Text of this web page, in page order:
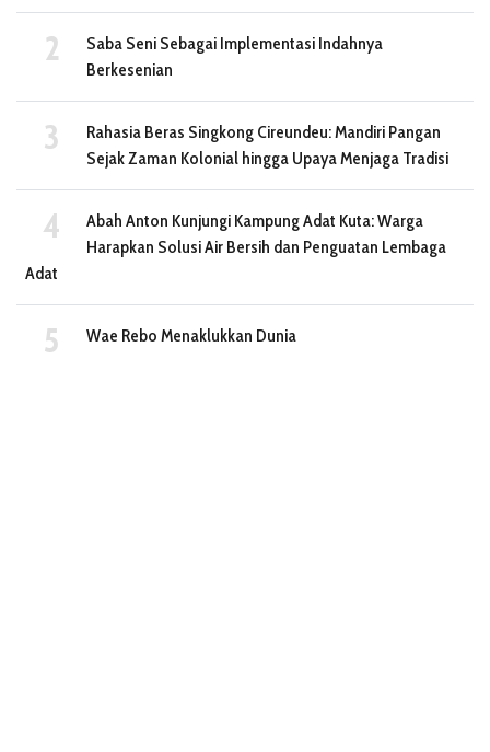
Saba Seni Sebagai Implementasi Indahnya
Berkesenian
Rahasia Beras Singkong Cireundeu: Mandiri Pangan
Sejak Zaman Kolonial hingga Upaya Menjaga Tradisi
Abah Anton Kunjungi Kampung Adat Kuta: Warga
Harapkan Solusi Air Bersih dan Penguatan Lembaga
Adat
Wae Rebo Menaklukkan Dunia